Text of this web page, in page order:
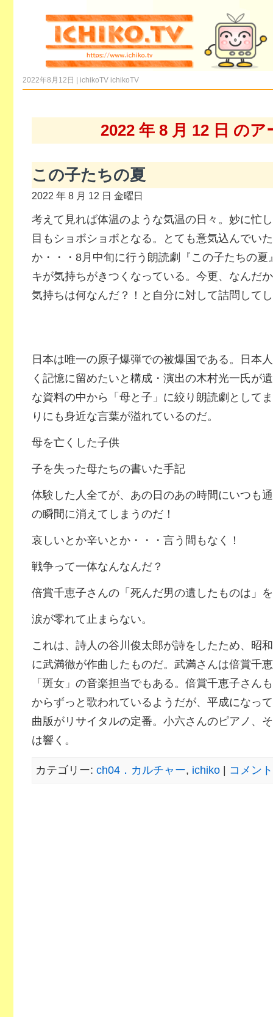
2022年8月12日 | ichikoTV ichikoTV
2022 年 8 月 12 日 のア
この子たちの夏
2022 年 8 月 12 日 金曜日
考えて見れば体温のような気温の日々。妙に忙
目もショボショボとなる。とても意気込んでい
か・・・8月中旬に行う朗読劇『この子たちの
キが気持ちがきつくなっている。今更、なんだ
気持ちは何なんだ？！と自分に対して詰問して
日本は唯一の原子爆弾での被爆国である。日本
く記憶に留めたいと構成・演出の木村光一氏が
な資料の中から「母と子」に絞り朗読劇として
りにも身近な言葉が溢れているのだ。
母を亡くした子供
子を失った母たちの書いた手記
体験した人全てが、あの日のあの時間にいつも
の瞬間に消えてしまうのだ！
哀しいとか辛いとか・・・言う間もなく！
戦争って一体なんなんだ？
倍賞千恵子さんの「死んだ男の遺したものは」
涙が零れて止まらない。
これは、詩人の谷川俊太郎が詩をしたため、昭
に武満徹が作曲したものだ。武満さんは倍賞千
「斑女」の音楽担当でもある。倍賞千恵子さん
からずっと歌われているようだが、平成になっ
曲版がリサイタルの定番。小六さんのピアノ、
は響く。
カテゴリー: ch04．カルチャー, ichiko| コメン